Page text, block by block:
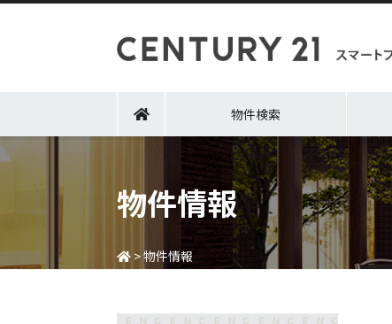
物件検索
物件情報
>物件情報